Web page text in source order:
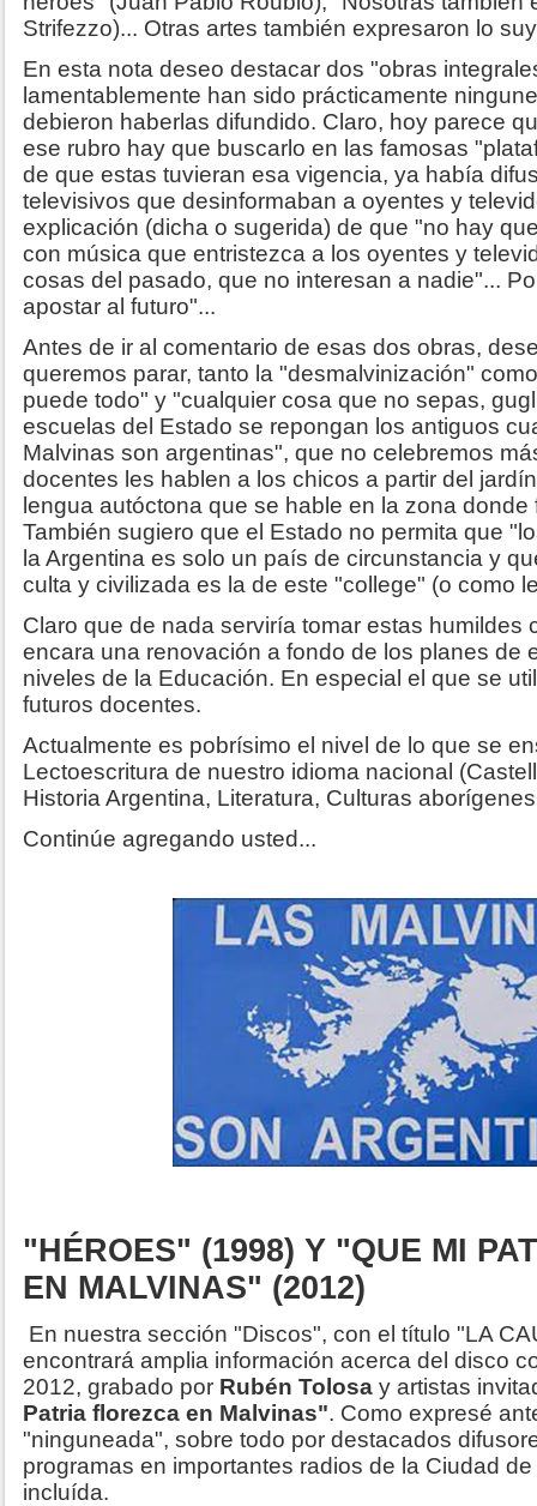
Strifezzo)... Otras artes también expresaron lo
En esta nota deseo destacar dos "obras
lamentablemente han sido prácticamente
debieron haberlas difundido. Claro, hoy parece
ese rubro hay que buscarlo en las famosas
de que estas tuvieran esa vigencia, ya había
televisivos que desinformaban a oyentes y
explicación (dicha o sugerida) de que "no hay
con música que entristezca a los oyentes y
cosas del pasado, que no interesan a nadie"...
apostar al futuro"...
Antes de ir al comentario de esas dos obras,
queremos parar, tanto la "desmalvinización"
puede todo" y "cualquier cosa que no sepas,
escuelas del Estado se repongan los antiguos
Malvinas son argentinas", que no celebremos
docentes les hablen a los chicos a partir del
lengua autóctona que se hable en la zona
También sugiero que el Estado no permita que
la Argentina es solo un país de circunstancia y
culta y civilizada es la de este "college" (o como
Claro que de nada serviría tomar estas humildes
encara una renovación a fondo de los planes de
niveles de la Educación. En especial el que se
futuros docentes.
Actualmente es pobrísimo el nivel de lo que se
Lectoescritura de nuestro idioma nacional
Historia Argentina, Literatura, Culturas
Continúe agregando usted...
"HÉROES" (1998) Y "QUE MI
EN MALVINAS" (2012)
En nuestra sección "Discos", con el título "LA
encontrará amplia información acerca del disco
2012, grabado por Rubén Tolosa y artistas
Patria florezca en Malvinas". Como expresé
"ninguneada", sobre todo por destacados
programas en importantes radios de la Ciudad
incluída.